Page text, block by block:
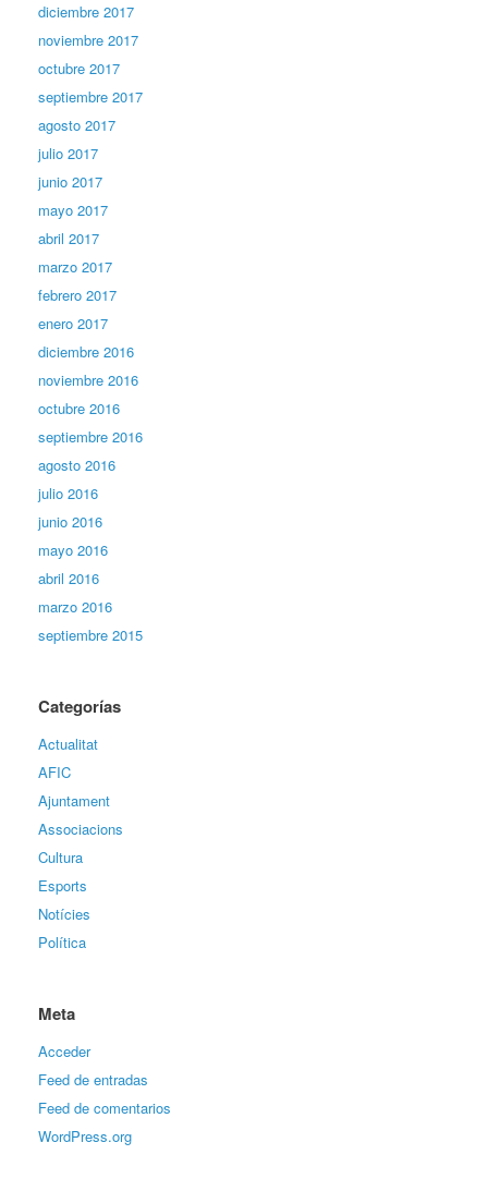
diciembre 2017
noviembre 2017
octubre 2017
septiembre 2017
agosto 2017
julio 2017
junio 2017
mayo 2017
abril 2017
marzo 2017
febrero 2017
enero 2017
diciembre 2016
noviembre 2016
octubre 2016
septiembre 2016
agosto 2016
julio 2016
junio 2016
mayo 2016
abril 2016
marzo 2016
septiembre 2015
Categorías
Actualitat
AFIC
Ajuntament
Associacions
Cultura
Esports
Notícies
Política
Meta
Acceder
Feed de entradas
Feed de comentarios
WordPress.org